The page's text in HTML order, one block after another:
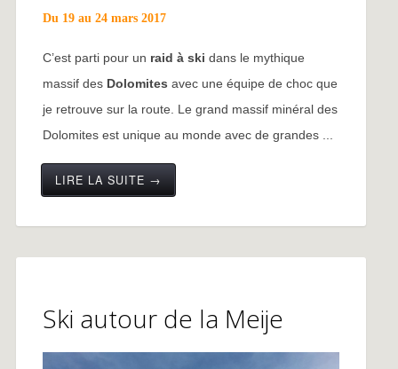
Du 19 au 24 mars 2017
C’est parti pour un raid à ski dans le mythique
massif des Dolomites avec une équipe de choc que
je retrouve sur la route. Le grand massif minéral des
Dolomites est unique au monde avec de grandes ...
LIRE LA SUITE →
Ski autour de la Meije